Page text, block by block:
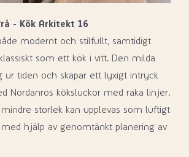
- Kök Arkitekt 16
modernt och stilfullt, samtidigt
som ett kök i vitt. Den milda
ur tiden och skapar ett lyxigt intryck
Nordanros köksluckor med raka linjer.
storlek kan upplevas som luftigt
hjälp av genomtänkt planering av